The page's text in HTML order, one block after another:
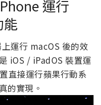
運行
能
運行 macOS 後的效
iOS / iPadOS 裝置運
直接運行蘋果行動系
的實現。